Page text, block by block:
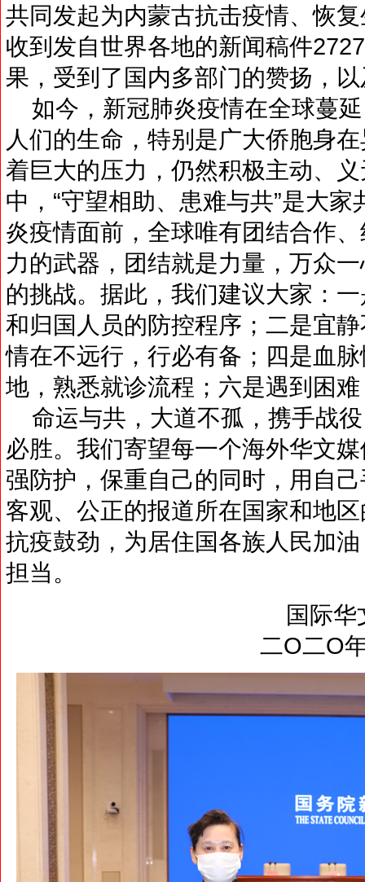
共同发起为内蒙古抗击疫情、恢
收到发自世界各地的新闻稿件
果，受到了国内多部门的赞扬，
如今，新冠肺炎疫情在全球蔓
人们的生命，特别是广大侨胞身
着巨大的压力，仍然积极主动、
中，“守望相助、患难与共”是大
炎疫情面前，全球唯有团结合作
力的武器，团结就是力量，万众
的挑战。据此，我们建议大家：
和归国人员的防控程序；二是宜
情在不远行，行必有备；四是血
地，熟悉就诊流程；六是遇到困
命运与共，大道不孤，携手战
必胜。我们寄望每一个海外华文
强防护，保重自己的同时，用自
客观、公正的报道所在国家和地
抗疫鼓劲，为居住国各族人民加
担当。
国际华文媒
二O二O年三月